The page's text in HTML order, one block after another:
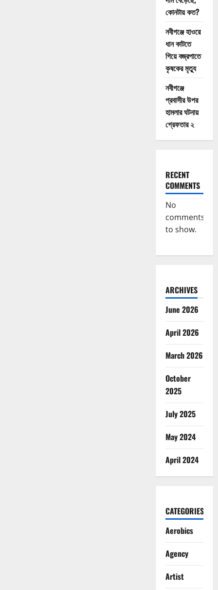
কোনটায় কত?
নবীগঞ্জে হাওরে
ধান কাটতে
গিয়ে বজ্রপাতে
কৃষকের মৃত্যু
নবীগঞ্জে
প্রবাসীর উপর
হামলার ঘটনায়
গ্রেফতার ২
RECENT
COMMENTS
No
comments
to show.
ARCHIVES
June 2026
April 2026
March 2026
October
2025
July 2025
May 2024
April 2024
CATEGORIES
Aerobics
Agency
Artist